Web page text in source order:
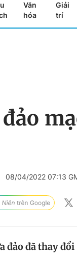
Văn
hóa
Giải
trí
08/04/2022 07:13
đảo đã thay đổi